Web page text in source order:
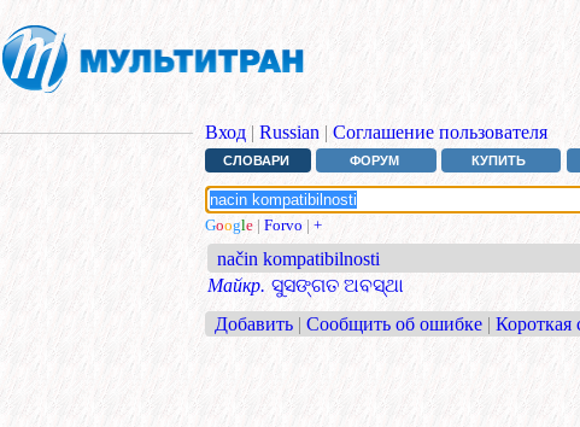
Вход | Russian | Соглашение пользователя
СЛОВАРИ ФОРУМ КУПИТЬ
Google | Forvo | +
način kompatibilnosti
Майкр. ସୁସଙ୍ଗତ ଅବସ୍ଥା
Добавить | Сообщить об ошибке | Короткая